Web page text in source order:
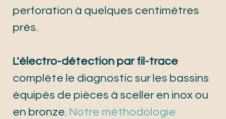
perforation à quelques centimètres
près.
L'électro-détection par fil-trace
complète le diagnostic sur les bassins
équipés de pièces à sceller en inox ou
en bronze. Notre méthodologie